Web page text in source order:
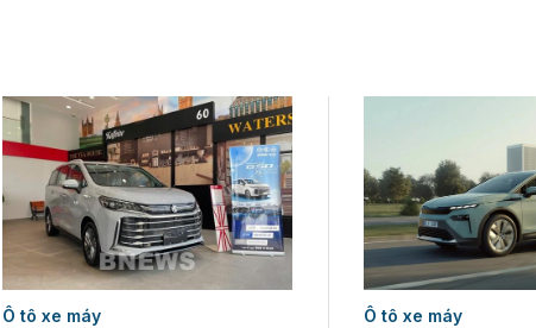
Ô tô xe máy Ô tô xe máy